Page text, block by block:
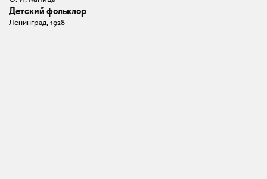
Детский фольклор
Ленинград, 1928